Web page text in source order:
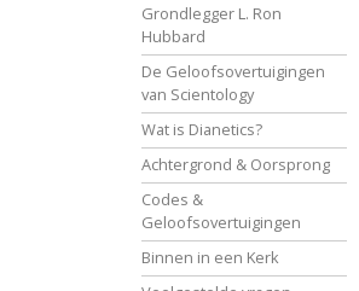
Grondlegger L. Ron
Hubbard
De Geloofsovertuigingen
van Scientology
Wat is Dianetics?
Achtergrond & Oorsprong
Codes &
Geloofsovertuigingen
Binnen in een Kerk